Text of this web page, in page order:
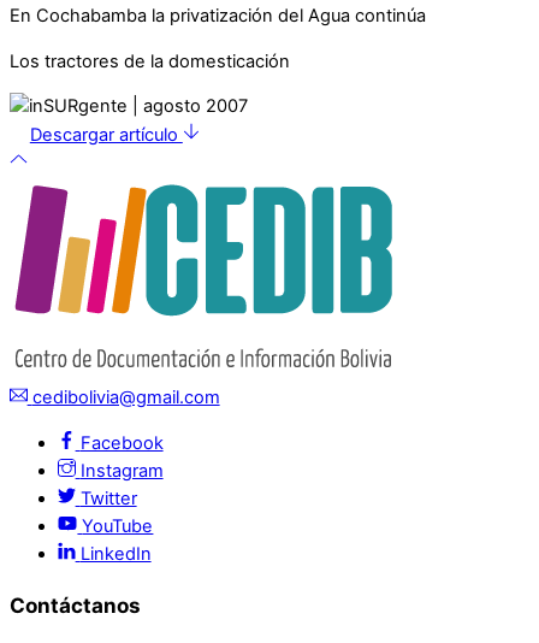
En Cochabamba la privatización del Agua continúa
Los tractores de la domesticación
Descargar artículo
cedibolivia@gmail.com
Facebook
Instagram
Twitter
YouTube
LinkedIn
Contáctanos